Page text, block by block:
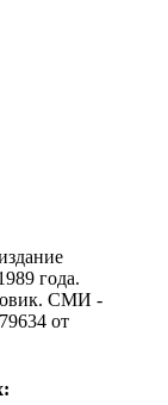
года.
CМИ -
от